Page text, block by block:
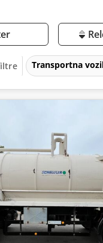
Transportna